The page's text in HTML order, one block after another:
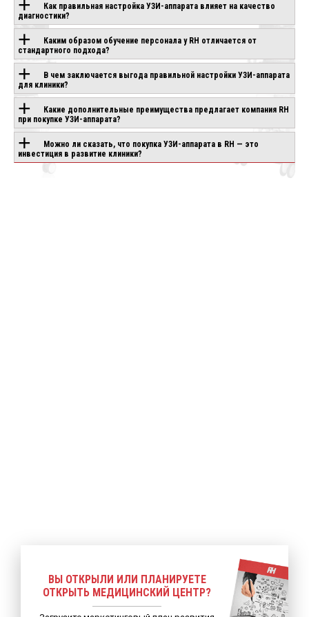
Как правильная настройка УЗИ-аппарата влияет на качество
диагностики?
Каким образом обучение персонала у RH отличается от
стандартного подхода?
В чем заключается выгода правильной настройки УЗИ-аппарата
для клиники?
Какие дополнительные преимущества предлагает компания RH
при покупке УЗИ-аппарата?
Можно ли сказать, что покупка УЗИ-аппарата в RH — это
инвестиция в развитие клиники?
ОБОРУДОВАНИЕ С
ЭТОЙ
ТЕХНОЛОГИЕЙ
AIR CANON APLIO GO
Под заказ
SONOSTAR
8S
В наличии
ВЫ ОТКРЫЛИ ИЛИ ПЛАНИРУЕТЕ
ОТКРЫТЬ МЕДИЦИНСКИЙ ЦЕНТР?